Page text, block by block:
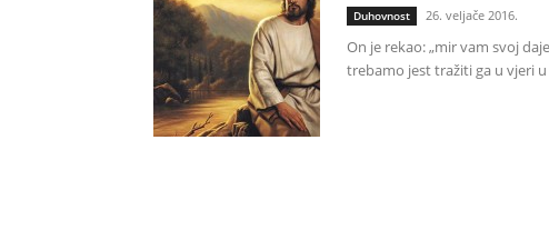
Duhovnost 26. veljače 2016.
On je rekao: „mir vam svoj
trebamo jest tražiti ga u vjeri